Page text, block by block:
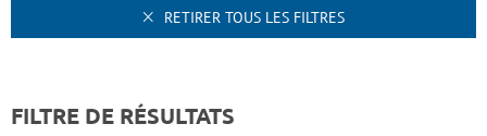
RETIRER TOUS LES FILTRES
FILTRE DE RÉSULTATS